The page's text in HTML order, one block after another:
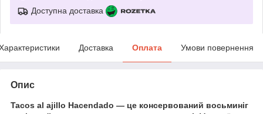
Доступна доставка
Доставка Оплата Умови повернення
Опис
Tacos al ajillo Hacendado — це консервований восьминіг